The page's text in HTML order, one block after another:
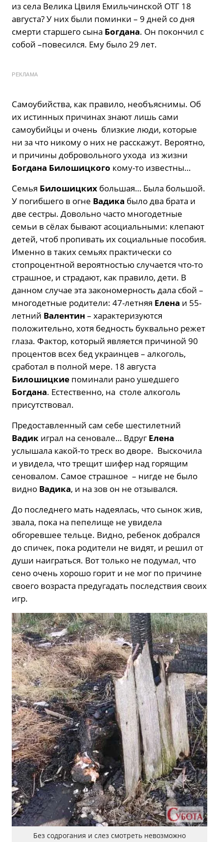
из села Велика Цвиля Емильчинской ОТГ 18
августа? У них были поминки – 9 дней со дня
смерти старшего сына Богдана. Он покончил с
собой –повесился. Ему было 29 лет.
РЕКЛАМА
Самоубийства, как правило, необъяснимы. Об
их истинных причинах знают лишь сами
самоубийцы и очень близкие люди, которые
ни за что никому о них не расскажут. Вероятно,
и причины добровольного ухода из жизни
Богдана Билошицкого кому-то известны…
Семья Билошицких большая… Была большой.
У погибшего в огне Вадика было два брата и
две сестры. Довольно часто многодетные
семьи в сёлах бывают асоциальными: клепают
детей, чтоб пропивать их социальные пособия.
Именно в таких семьях практически со
стопроцентной вероятностью случается что-то
страшное, и страдают, как правило, дети. В
данном случае эта закономерность дала сбой –
многодетные родители: 47-летняя Елена и 55-
летний Валентин – характеризуются
положительно, хотя бедность буквально режет
глаза. Фактор, который является причиной 90
процентов всех бед украинцев – алкоголь,
сработал в полной мере. 18 августа
Билошицкие поминали рано ушедшего
Богдана. Естественно, на столе алкоголь
присутствовал.
Предоставленный сам себе шестилетний
Вадик играл на сеновале… Вдруг Елена
услышала какой-то треск во дворе. Выскочила
и увидела, что трещит шифер над горящим
сеновалом. Самое страшное – нигде не было
видно Вадика, и на зов он не отзывался.
До последнего мать надеялась, что сынок жив,
звала, пока на пепелище не увидела
обгоревшее тельце. Видно, ребенок добрался
до спичек, пока родители не видят, и решил от
души наиграться. Вот только не подумал, что
сено очень хорошо горит и не мог по причине
своего возраста предугадать последствия своих
игр.
Без содрогания и слез смотреть невозможно